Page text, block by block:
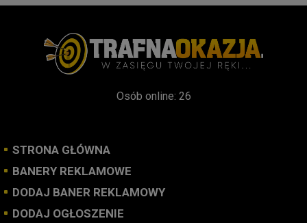
Osób online: 26
STRONA GŁÓWNA
BANERY REKLAMOWE
DODAJ BANER REKLAMOWY
DODAJ OGŁOSZENIE